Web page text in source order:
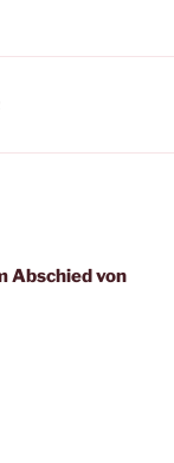
Abschied von